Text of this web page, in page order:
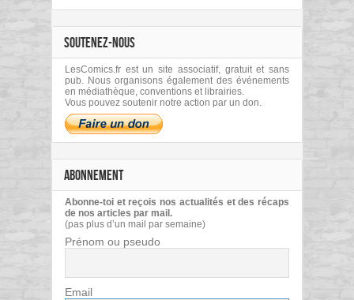
SOUTENEZ-NOUS
LesComics.fr est un site associatif, gratuit et sans
pub. Nous organisons également des événements
en médiathèque, conventions et librairies.
Vous pouvez soutenir notre action par un don.
ABONNEMENT
Abonne-toi et reçois nos actualités et des récaps
de nos articles par mail.
(pas plus d’un mail par semaine)
Prénom ou pseudo
Email